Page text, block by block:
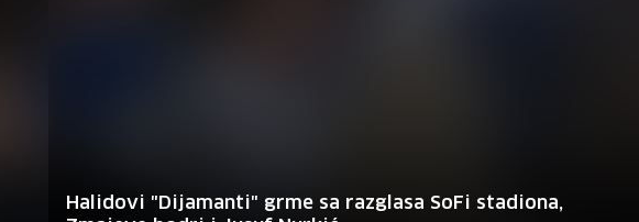
Halidovi "Dijamanti" grme sa razglasa SoFi stadiona,